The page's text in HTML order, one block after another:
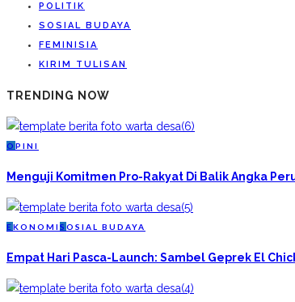
POLITIK
SOSIAL BUDAYA
FEMINISIA
KIRIM TULISAN
TRENDING NOW
O PINI
Menguji Komitmen Pro-Rakyat Di Balik Angka
EKONOMI S OSIAL BUDAYA
Empat Hari Pasca-Launch: Sambel Geprek El